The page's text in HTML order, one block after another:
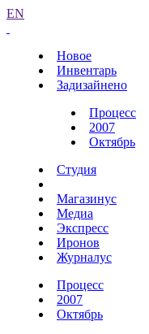
EN
Новое
Инвентарь
Задизайнено
Процесс
2007
Октябрь
Студия
Магазинус
Медиа
Экспресс
Иронов
Журналус
Процесс
2007
Октябрь